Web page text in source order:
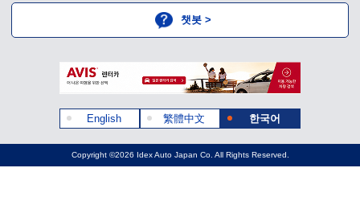
챗봇 >
English 繁體中文 한국어
Copyright ©2026 Idex Auto Japan Co. All Rights Reserved.